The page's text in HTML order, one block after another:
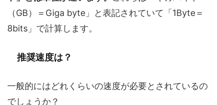
（GB）＝Giga byte」と表記されていて「1Byte＝
8bits」で計算します。
推奨速度は？
一般的にはどれくらいの速度が必要とされているの
でしょうか？